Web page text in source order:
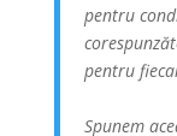
pentru
pentru
Spunem